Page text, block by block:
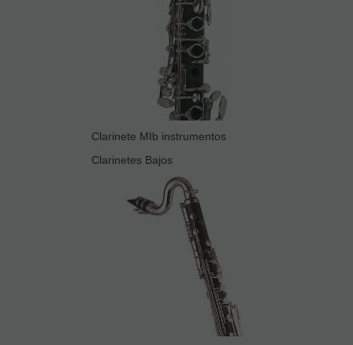
Clarinete MIb instrumentos
Clarinetes Bajos